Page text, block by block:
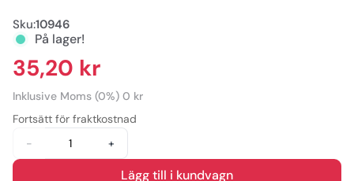
Sku:10946
På lager!
35,20 kr
Inklusive Moms (0%) 0 kr
Fortsätt för fraktkostnad
-
+
Lägg till i kundvagn